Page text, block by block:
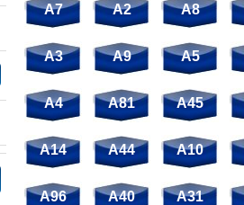
A7 A2 A8
A3 A9 A5
A4 A81 A45
A14 A44 A10
A96 A40 A31